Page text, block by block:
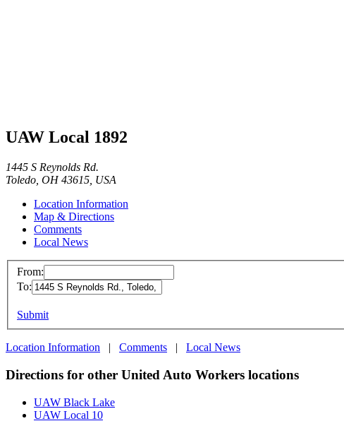
UAW Local 1892
1445 S Reynolds Rd.
Toledo, OH 43615, USA
Location Information
Map & Directions
Comments
Local News
From:
To:
Submit
Location Information | Comments | Local News
Directions for other United Auto Workers locations
UAW Black Lake
UAW Local 10